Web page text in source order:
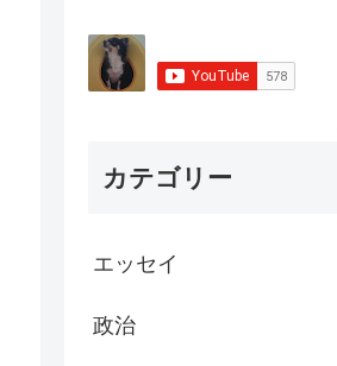
カテゴリー
エッセイ
政治